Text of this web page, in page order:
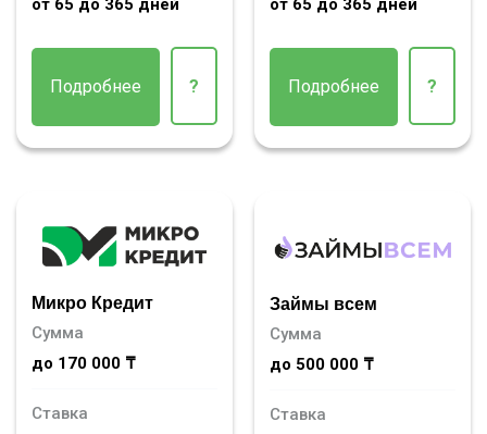
от 65 до 365 дней
Подробнее ?
от 65 до 365 дней
Подробнее ?
Микро Кредит
Сумма
до 170 000 ₸
Ставка
Займы всем
Сумма
до 500 000 ₸
Ставка